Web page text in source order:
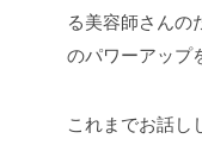
る美容師さんの
のパワーアップ
これまでお話し